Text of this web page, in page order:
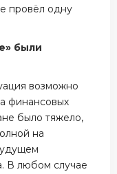
провёл одну
были
возможно
финансовых
было тяжело,
на
В любом случае